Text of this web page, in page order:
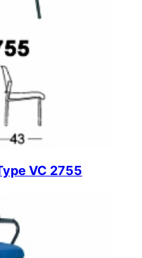
VC 2755